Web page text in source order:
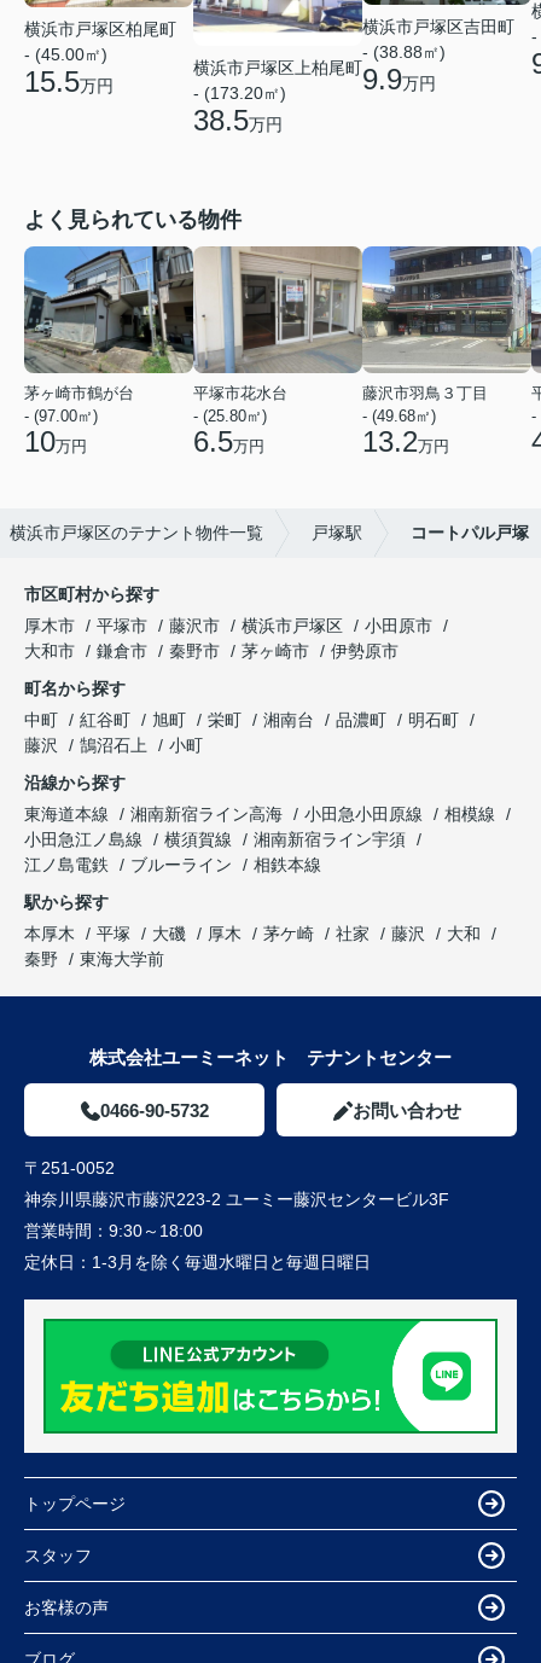
横浜市戸塚区柏尾町
- (45.00㎡)
15.5万円
横浜市戸塚区上柏尾町
- (173.20㎡)
38.5万円
横浜市戸塚区吉田町
- (38.88㎡)
9.9万円
-
よく見られている物件
茅ヶ崎市鶴が台
- (97.00㎡)
10万円
平塚市花水台
- (25.80㎡)
6.5万円
藤沢市羽鳥３丁目
- (49.68㎡)
13.2万円
-
横浜市戸塚区のテナント物件一覧 戸塚駅 コートパル戸塚
市区町村から探す
厚木市
平塚市 藤沢市 横浜市戸塚区
小田原市
大和市
鎌倉市 秦野市 茅ヶ崎市
伊勢原市
町名から探す
中町
紅谷町 旭町 栄町 湘南台 品濃町
明石町
藤沢
鵠沼石上
小町
沿線から探す
東海道本線
湘南新宿ライン高海 小田急小田原線
相模線
小田急江ノ島線
横須賀線
湘南新宿ライン宇須
江ノ島電鉄
ブルーライン
相鉄本線
駅から探す
本厚木
平塚 大磯 厚木 茅ケ崎 社家 藤沢
大和
秦野
東海大学前
株式会社ユーミーネット テナントセンター
0466-90-5732 お問い合わせ
〒251-0052
神奈川県藤沢市藤沢223-2 ユーミー藤沢センタービル3F
営業時間： 9:30～18:00
定休日： 1-3月を除く毎週水曜日と毎週日曜日
トップページ
スタッフ
お客様の声